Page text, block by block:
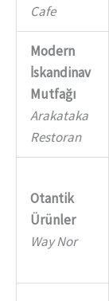
Cafe
Modern
İskandinav
Mutfağı
Arakataka
Restoran
Otantik
Ürünler
Way Nor